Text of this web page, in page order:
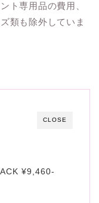
ト専用品の費用、
類も除外していま
CLOSE
¥9,460-